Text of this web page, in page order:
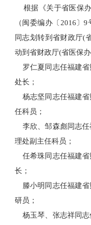
根据《关于省医保办
（闽委编办〔2016〕
同志划转到省财政厅(
动到省财政厅(省医保
罗仁夏同志任福建省
处长；
杨志坚同志任福建省
任科员；
李欣、邹森彪同志任
理处副主任科员；
任希珠同志任福建省
长；
滕小明同志任福建省
研员；
杨玉琴、张志祥同志